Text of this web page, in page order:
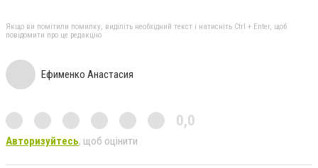
Якщо ви помітили помилку, виділіть необхідний текст і натисніть Ctrl + Enter, щоб
повідомити про це редакцію
Ефименко Анастасия
0,0
Авторизуйтесь, щоб оцінити